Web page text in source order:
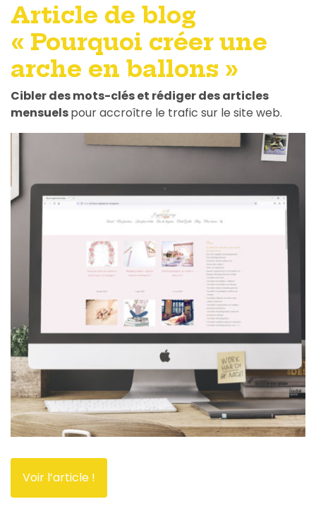
Article de blog
« Pourquoi créer une
arche en ballons »
Cibler des mots-clés et rédiger des articles
mensuelspour accroître le trafic sur le site web.
Voir l’article !